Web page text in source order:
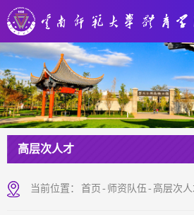
高层次人才
当前位置： 首页 - 师资队伍 - 高层次人